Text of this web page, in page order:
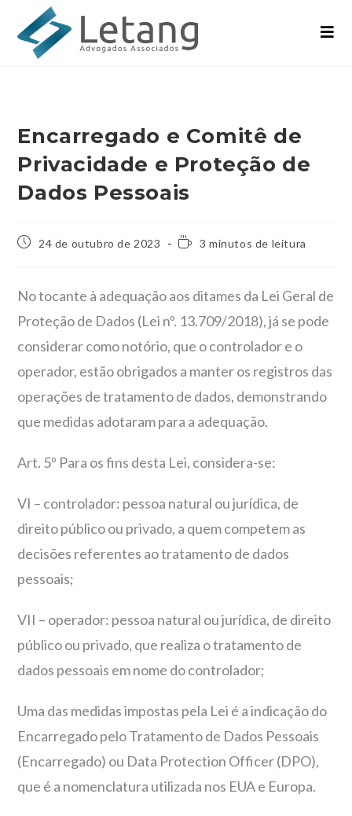
Encarregado e Comitê de
Privacidade e Proteção de
Dados Pessoais
24 de outubro de 2023 3 minutos de leitura
No tocante à adequação aos ditames da Lei Geral de
Proteção de Dados (Lei nº. 13.709/2018), já se pode
considerar como notório, que o controlador e o
operador, estão obrigados a manter os registros das
operações de tratamento de dados, demonstrando
que medidas adotaram para a adequação.
Art. 5º Para os fins desta Lei, considera-se:
VI – controlador: pessoa natural ou jurídica, de
direito público ou privado, a quem competem as
decisões referentes ao tratamento de dados
pessoais;
VII – operador: pessoa natural ou jurídica, de direito
público ou privado, que realiza o tratamento de
dados pessoais em nome do controlador;
Uma das medidas impostas pela Lei é a indicação do
Encarregado pelo Tratamento de Dados Pessoais
(Encarregado) ou Data Protection Officer (DPO),
que é a nomenclatura utilizada nos EUA e Europa.